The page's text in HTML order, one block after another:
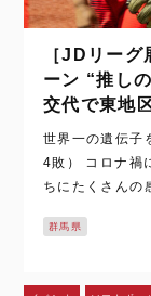
［JDリー
ーン “推し
交代で東地
世界一の遺伝子
4敗） コロナ禍
ちにたくさんの
リーグ最多7人
群馬県